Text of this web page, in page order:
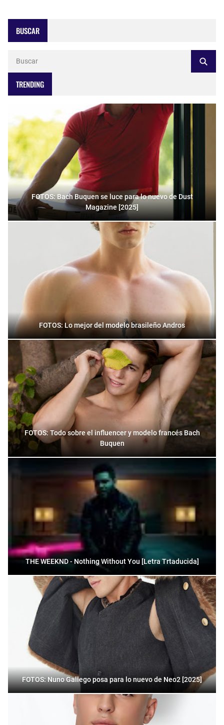
BUSCAR
TRENDING
FOTOS: Bach Buquen se luce para lo nuevo de Dust
Magazine [2025]
FOTOS: Lo mejor del modelo brasileño Andros
FOTOS: Todo sobre el influencer y modelo francés Bach
Buquen
THE WEEKND - Nothing Without You [Letra Trtaducida]
FOTOS: Nuno Gallego posa para lo nuevo de Neo2 [2025]